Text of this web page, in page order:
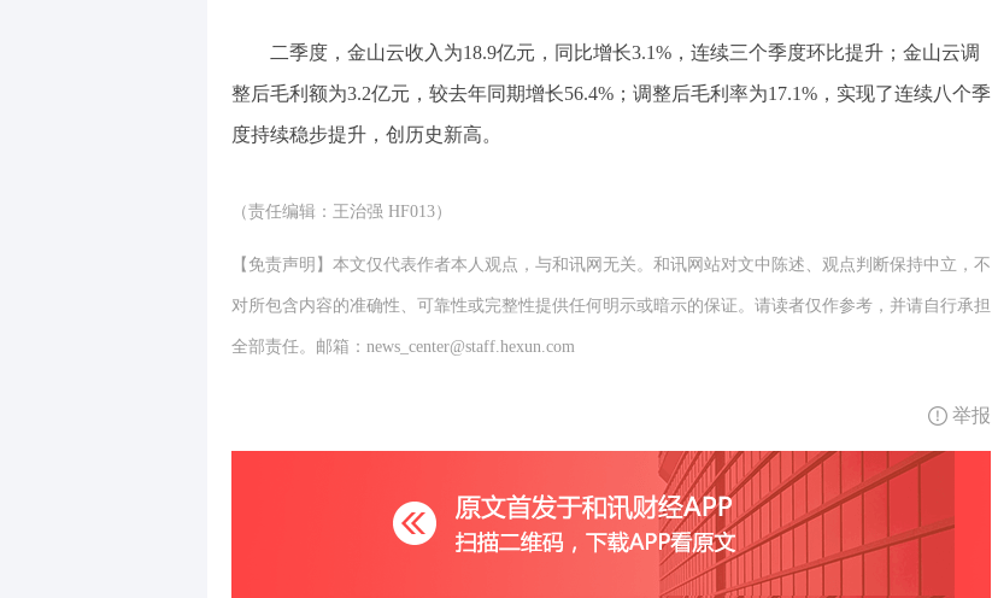
二季度，金山云收入为18.9亿元，同比增长3.1%，连续三个季度环比提升；金山云调
整后毛利额为3.2亿元，较去年同期增长56.4%；调整后毛利率为17.1%，实现了连续八个季
度持续稳步提升，创历史新高。
（责任编辑：王治强 HF013）
【免责声明】本文仅代表作者本人观点，与和讯网无关。和讯网站对文中陈述、观点判断保持中立，不
对所包含内容的准确性、可靠性或完整性提供任何明示或暗示的保证。请读者仅作参考，并请自行承担
全部责任。邮箱：news_center@staff.hexun.com
举报